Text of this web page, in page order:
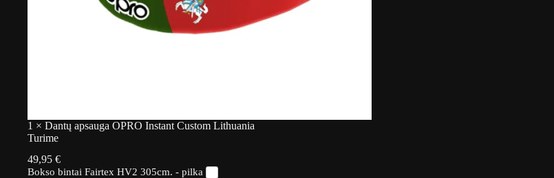
1 × Dantų apsauga OPRO Instant Custom Lithuania
Turime
49,95 €
Bokso bintai Fairtex HV2 305cm. - pilka